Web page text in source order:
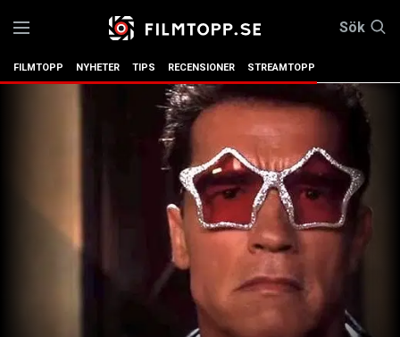
Sök
FILMTOPP NYHETER TIPS RECENSIONER STREAMTOPP